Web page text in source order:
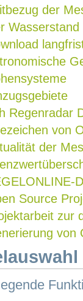
der
Wasserstand
Regenradar
von
der
Source
zur
von